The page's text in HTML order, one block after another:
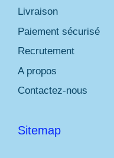
Livraison
Paiement sécurisé
Recrutement
A propos
Contactez-nous
Sitemap